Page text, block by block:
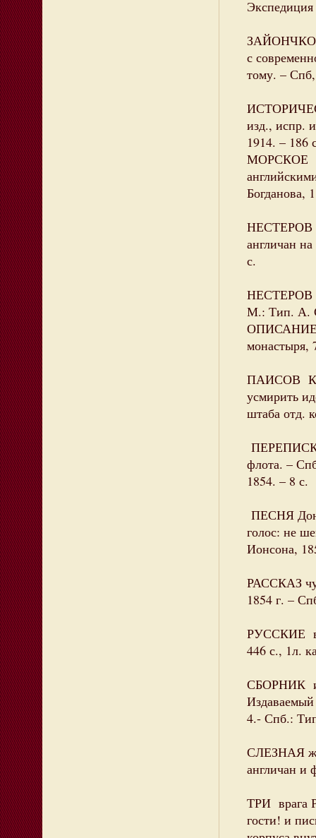
Экспедиция
с
тому. –
изд., испр.
1914. – 186
МОРСКОЕ
Богданова,
НЕСТЕРОВ
англичан
с.
НЕСТЕРОВ
М.: Тип. А.
ОПИСАНИЕ
монастыря,
ПАИСОВ К.
усмирить
штаба отд.
флота. –
1854. – 8 с.
ПЕСНЯ
голос: не
Ионсона,
РАССКАЗ
1854 г. –
РУССКИЕ в
446 с., 1л.
СБОРНИК
4.- Спб.:
СЛЕЗНАЯ
англичан и
ТРИ врага
гости! и